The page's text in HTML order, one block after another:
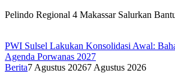
Pelindo Regional 4 Makassar Salurkan
PWI Sulsel Lakukan Konsolidasi Awal:
Agenda Porwanas 2027
Berita7 Agustus 20267 Agustus 2026